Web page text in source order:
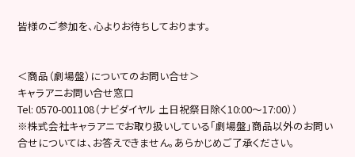
皆様のご参加を、心よりお待ちしております。
＜商品（劇場盤）についてのお問い合せ＞
キャラアニお問い合せ窓口
Tel: 0570-001108（ナビダイヤル 土日祝祭日除く10:00～17:00））
※株式会社キャラアニでお取り扱いしている「劇場盤」商品以外のお問い
合せについては、お答えできません。あらかじめご了承ください。